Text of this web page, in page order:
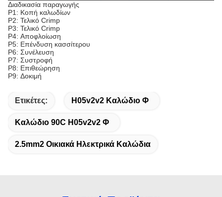
Διαδικασία παραγωγής
P1: Κοπή καλωδίων
P2: Τελικό Crimp
P3: Τελικό Crimp
P4: Αποφλοίωση
P5: Επένδυση κασσίτερου
P6: Συνέλευση
P7: Συστροφή
P8: Επιθεώρηση
P9: Δοκιμή
Ετικέτες: H05v2v2 Καλώδιο Φ
Καλώδιο 90C H05v2v2 Φ
2.5mm2 Οικιακά Ηλεκτρικά Καλώδια